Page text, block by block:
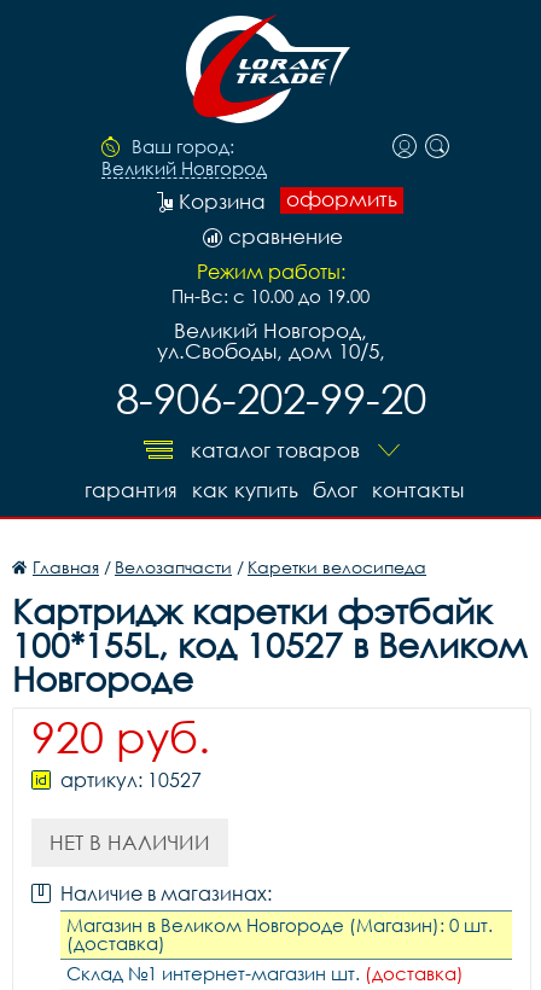
Ваш город:
Великий Новгород
оформить
Корзина
сравнение
Режим работы:
Пн-Вс: с 10.00 до 19.00
Великий Новгород,
ул.Свободы, дом 10/5,
8-906-202-99-20
каталог товаров
контакты
блог
как купить
гарантия
Главная / Велозапчасти / Каретки велосипеда
Картридж каретки фэтбайк
100*155L, код 10527 в Великом
Новгороде
920 руб.
артикул: 10527
НЕТ В НАЛИЧИИ
Наличие в магазинах:
Магазин в Великом Новгороде (Магазин): 0 шт.
(доставка)
Склад №1 интернет-магазин шт. (доставка)